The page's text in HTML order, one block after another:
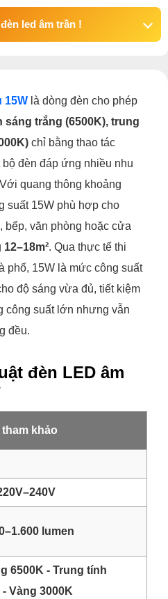
led âm trần !
15W là dòng đèn cho phép
sáng trắng (6500K), trung
chỉ bằng thao tác
bộ đèn đáp ứng nhiều nhu
quang thông khoảng
suất 15W phù hợp cho
bếp, văn phòng hoặc cửa
12–18m². Qua thực tế thi
phố, 15W là mức công suất
độ sáng vừa đủ, tiết kiệm
công suất lớn nhưng vẫn
đều.
đèn LED âm
tham khảo
lumen
6500K - Trung tính
- Vàng 3000K